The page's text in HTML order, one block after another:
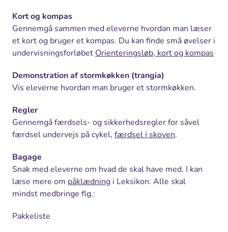
Kort og kompas
Gennemgå sammen med eleverne hvordan man læser
et kort og bruger et kompas. Du kan finde små øvelser i
undervisningsforløbet Orienteringsløb, kort og kompas
Demonstration af stormkøkken (trangia)
Vis eleverne hvordan man bruger et stormkøkken.
Regler
Gennemgå færdsels- og sikkerhedsregler for såvel
færdsel undervejs på cykel, færdsel i skoven.
Bagage
Snak med eleverne om hvad de skal have med. I kan
læse mere om påklædning i Leksikon. Alle skal
mindst medbringe flg.:
Pakkeliste